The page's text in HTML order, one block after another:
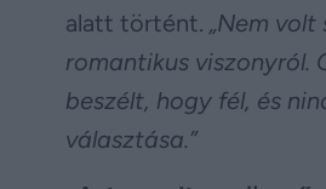
alatt történt. „Nem volt
romantikus viszonyról.
beszélt, hogy fél, és
választása.”